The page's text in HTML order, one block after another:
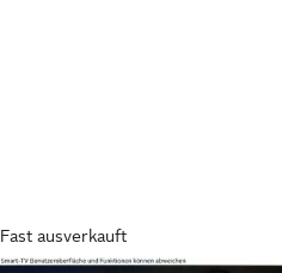
Fast ausverkauft